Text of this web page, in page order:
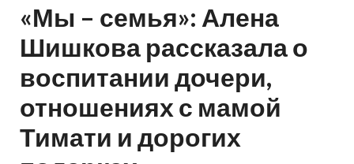
«Мы – семья»: Алена
Шишкова рассказала о
воспитании дочери,
отношениях с мамой
Тимати и дорогих